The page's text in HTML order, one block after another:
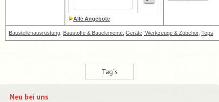
Alle Angebote
Baustellenausrüstung Baustoffe & Bauelemente Geräte, Werkzeuge & Zubehör, Tops
Tag´s
Neu bei uns